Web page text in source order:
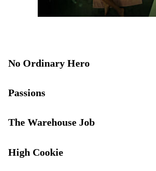
No Ordinary Hero
Passions
The Warehouse Job
High Cookie